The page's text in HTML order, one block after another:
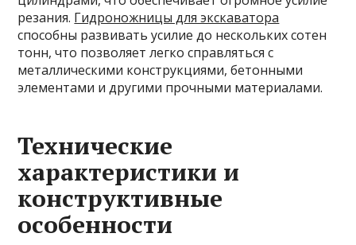
резания. Гидроножницы для экскаватора
способны развивать усилие до нескольких сотен
тонн, что позволяет легко справляться с
металлическими конструкциями, бетонными
элементами и другими прочными материалами.
Технические
характеристики и
конструктивные
особенности